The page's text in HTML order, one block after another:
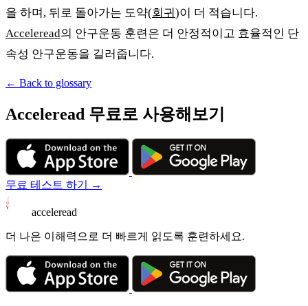
을 하며, 뒤로 돌아가는 도약(회귀 )이 더 적습니다.
Acceleread의 안구운동 훈련은 더 안정적이고 효율적인 단
속성 안구운동을 길러줍니다.
← Back to glossary
Acceleread 무료로 사용해보기
무료 테스트 하기 →
acceleread
더 나은 이해력으로 더 빠르게 읽도록 훈련하세요.